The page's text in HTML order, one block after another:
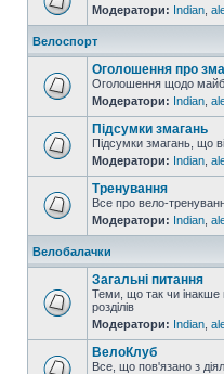
Модератори: Indian
Велоспорт
Оголошення про
Оголошення щодо
Модератори: Indian
Підсумки змагань
Підсумки змагань, що
Модератори: Indian
Тренування
Все про вело-
Модератори: Indian
Велобалачки
Загальні питання
Теми, що так чи інакше
розділів
Модератори: Indian
ВелоКлуб
Все, що пов'язано з